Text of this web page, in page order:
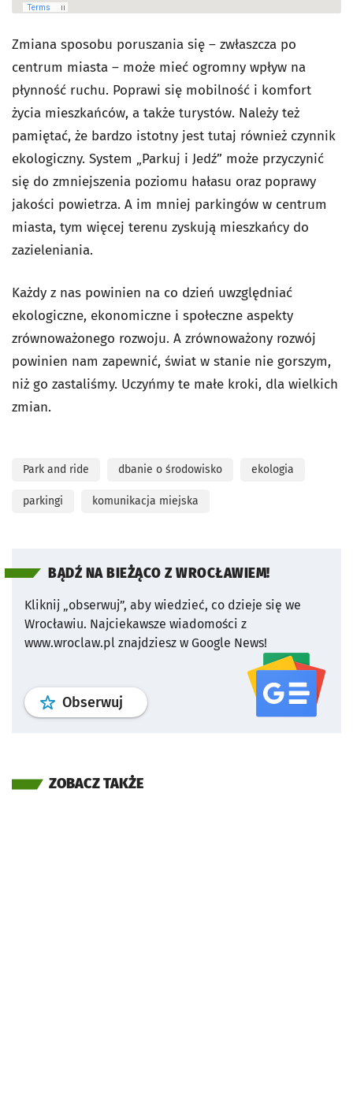
Zmiana sposobu poruszania się – zwłaszcza po
centrum miasta – może mieć ogromny wpływ na
płynność ruchu. Poprawi się mobilność i komfort
życia mieszkańców, a także turystów. Należy też
pamiętać, że bardzo istotny jest tutaj również czynnik
ekologiczny. System „Parkuj i Jedź” może przyczynić
się do zmniejszenia poziomu hałasu oraz poprawy
jakości powietrza. A im mniej parkingów w centrum
miasta, tym więcej terenu zyskują mieszkańcy do
zazieleniania.
Każdy z nas powinien na co dzień uwzględniać
ekologiczne, ekonomiczne i społeczne aspekty
zrównoważonego rozwoju. A zrównoważony rozwój
powinien nam zapewnić, świat w stanie nie gorszym,
niż go zastaliśmy. Uczyńmy te małe kroki, dla wielkich
zmian.
Park and ride dbanie o środowisko ekologia
parkingi komunikacja miejska
BĄDŹ NA BIEŻĄCO Z WROCŁAWIEM!
Kliknij „obserwuj”, aby wiedzieć, co dzieje się we
Wrocławiu. Najciekawsze wiadomości z
www.wroclaw.pl znajdziesz w Google News!
Obserwuj profil serwisu
ZOBACZ TAKŻE